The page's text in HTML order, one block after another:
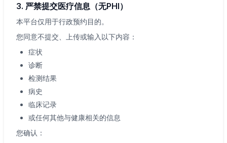
3. 严禁提交医疗信息（无PHI）
本平台仅用于行政预约目的。
您同意不提交、上传或输入以下内容：
症状
诊断
检测结果
病史
临床记录
或任何其他与健康相关的信息
您确认：